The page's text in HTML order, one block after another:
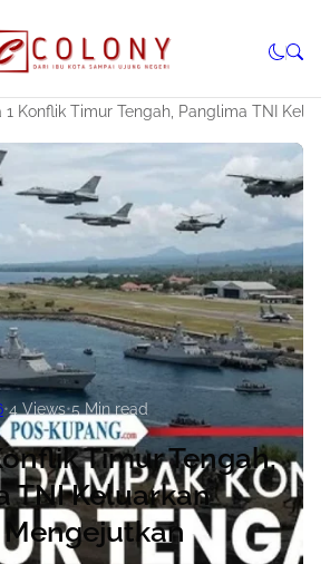
1 Konflik Timur Tengah, Panglima TNI
•4Views•5 Min read
Timur Tengah,
TNI Keluarkan